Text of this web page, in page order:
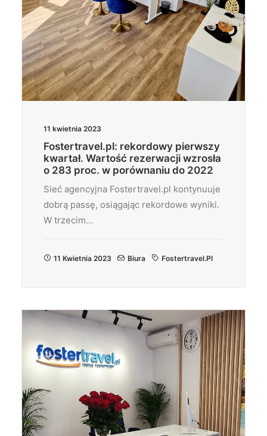
11 kwietnia 2023
Fostertravel.pl: rekordowy pierwszy
kwartał. Wartość rezerwacji wzrosła
o 283 proc. w porównaniu do 2022
Sieć agencyjna Fostertravel.pl kontynuuje
dobrą passę, osiągając rekordowe wyniki.
W trzecim…
11 Kwietnia 2023 Biura Fostertravel.pl